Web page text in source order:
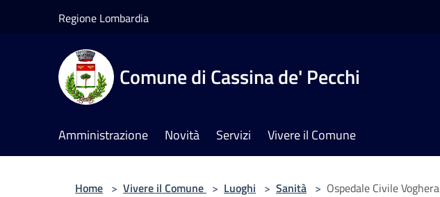
Regione Lombardia
Comune di Cassina de' Pecchi
Amministrazione Novità Servizi Vivere il Comune
Home > Vivere il Comune > Luoghi > Sanità > Ospedale Civile Voghera